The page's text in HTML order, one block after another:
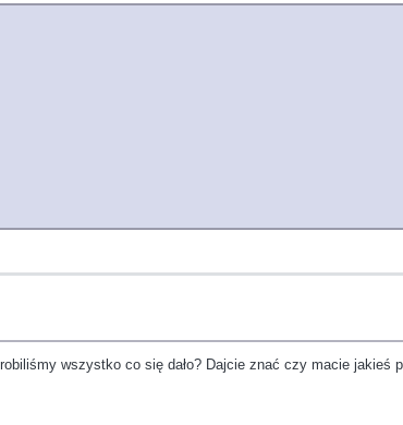
wszystko co się dało? Dajcie znać czy macie jakieś